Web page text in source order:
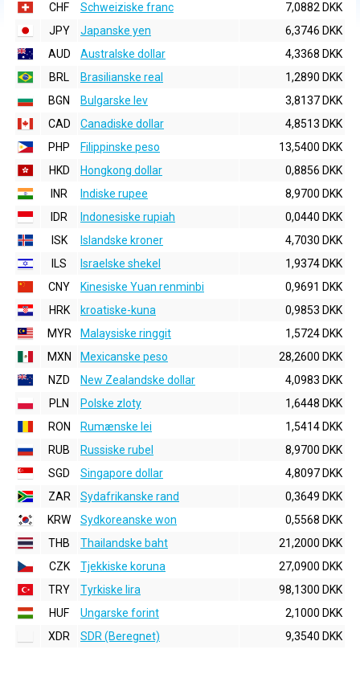
CHF
Schweiziske franc
7,0882 DKK
JPY
Japanske yen
6,3746 DKK
AUD
Australske dollar
4,3368 DKK
BRL
Brasilianske real
1,2890 DKK
BGN
Bulgarske lev
3,8137 DKK
CAD
Canadiske dollar
4,8513 DKK
PHP
Filippinske peso
13,5400 DKK
HKD
Hongkong dollar
0,8856 DKK
INR
Indiske rupee
8,9700 DKK
IDR
Indonesiske rupiah
0,0440 DKK
ISK
Islandske kroner
4,7030 DKK
ILS
Israelske shekel
1,9374 DKK
CNY
Kinesiske Yuan renminbi
0,9691 DKK
HRK
kroatiske-kuna
0,9853 DKK
MYR
Malaysiske ringgit
1,5724 DKK
MXN
Mexicanske peso
28,2600 DKK
NZD
New Zealandske dollar
4,0983 DKK
PLN
Polske zloty
1,6448 DKK
RON
Rumænske lei
1,5414 DKK
RUB
Russiske rubel
8,9700 DKK
SGD
Singapore dollar
4,8097 DKK
ZAR
Sydafrikanske rand
0,3649 DKK
KRW
Sydkoreanske won
0,5568 DKK
THB
Thailandske baht
21,2000 DKK
CZK
Tjekkiske koruna
27,0900 DKK
TRY
Tyrkiske lira
98,1300 DKK
HUF
Ungarske forint
2,1000 DKK
XDR
SDR (Beregnet) 9,3540 DKK